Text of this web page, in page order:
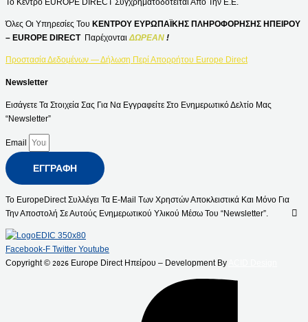
Όλες Οι Υπηρεσίες Του ΚΕΝΤΡΟΥ ΕΥΡΩΠΑΪΚΗΣ ΠΛΗΡΟΦΟΡΗΣΗΣ ΗΠΕΙΡΟΥ
– EUROPE DIRECT Παρέχονται ΔΩΡΕΑΝ !
Προστασία Δεδομένων — Δήλωση Περί Απορρήτου Europe Direct
Newsletter
Εισάγετε Τα Στοιχεία Σας Για Να Εγγραφείτε Στο Ενημερωτικό Δελτίο Μας
“Newsletter”
Email
ΕΓΓΡΑΦΉ
Το EuropeDirect Συλλέγει Τα E-Mail Των Χρηστών Αποκλειστικά Και Μόνο Για
Την Αποστολή Σε Αυτούς Ενημερωτικού Υλικού Μέσω Του “Newsletter”.
Facebook-F Twitter Youtube
Copyright © 2026 Europe Direct Ηπείρου – Development By